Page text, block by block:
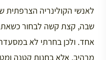
לאנשי הקולינריה הצרפתית
שבה, קצת קשה לבחור
אחד. ולכן בחרתי לא
מרהיב, אלא בחנות קטנה